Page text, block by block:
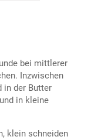
bei mittlerer
Inzwischen
in der Butter
in kleine
klein schneiden